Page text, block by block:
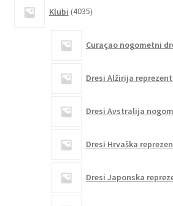
Klubi 4035izdelkov
Curaçao nogometni
Dresi Alžirija
Dresi Avstralija
Dresi Hrvaška
Dresi Japonska